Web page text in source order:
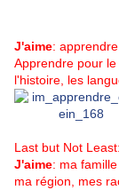
J'aime:
Apprendre pour
l'histoire, les
Last but Not Least:
J'aime: ma
ma région, mes